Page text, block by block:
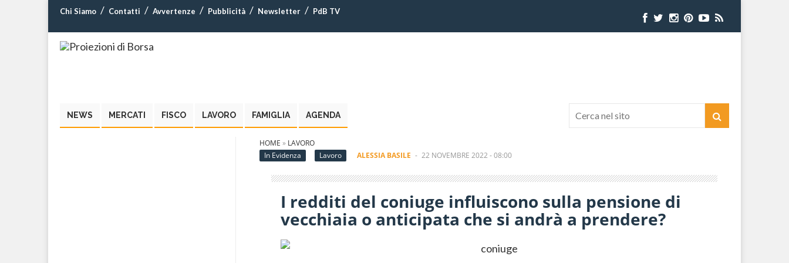
Chi Siamo Contatti Avvertenze Pubblicità Newsletter PdB TV
NEWS MERCATI FISCO LAVORO FAMIGLIA AGENDA
HOME » LAVORO
In Evidenza
Lavoro ALESSIA BASILE - 22 NOVEMBRE 2022 - 08:00
I redditi del coniuge influiscono sulla pensione di
vecchiaia o anticipata che si andrà a prendere?